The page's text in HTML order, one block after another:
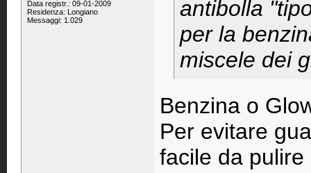
Data registr.: 09-01-2009
Residenza: Longiano
Messaggi: 1.029
antibolla
per la
miscele dei
Benzina o
Per evitare
facile da